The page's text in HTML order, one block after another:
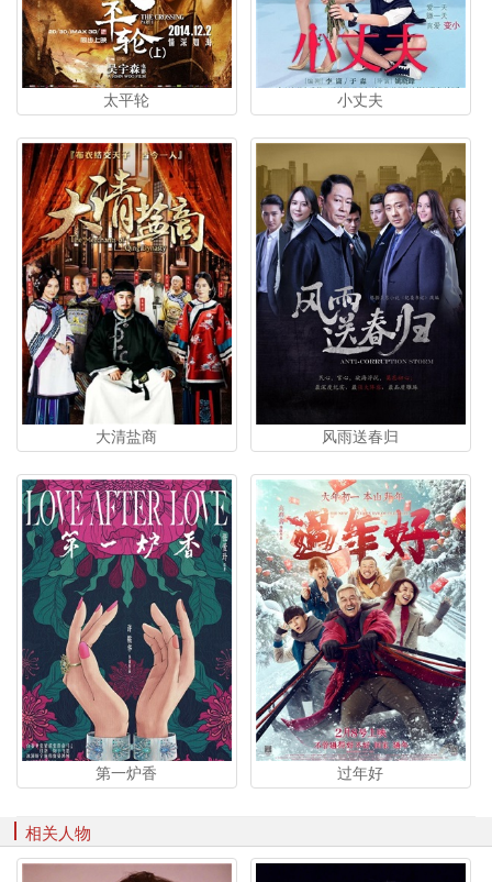
太平轮 小丈夫
大清盐商 风雨送春归
第一炉香 过年好
相关人物